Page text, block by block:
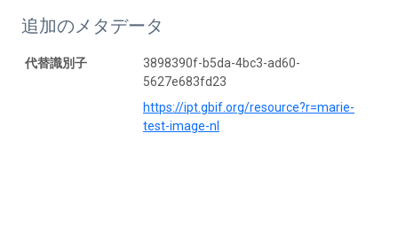
追加のメタデータ
代替識別子
3898390f-b5da-4bc3-ad60-
5627e683fd23
https://ipt.gbif.org/resource?r=marie-
test-image-nl